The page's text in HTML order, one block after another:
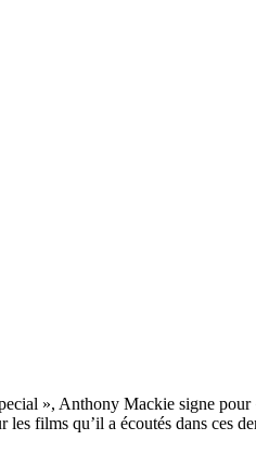
», Anthony Mackie signe
films qu’il a écoutés dans ces